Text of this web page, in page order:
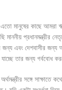
মানুষের কাছে আমরা
মাননীয়
এবং দেশবাসীর জন্য
যাচ্ছে তার জন্য
সঙ্গে